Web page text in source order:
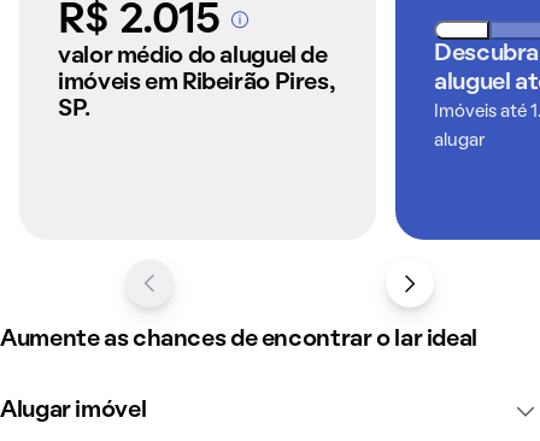
R$ 2.015A partir dos imóveis
anunciados pelo
QuintoAndar
valor médio do aluguel de
imóveis em Ribeirão Pires,
SP.
aluguel
Imóveis até
alugar
Aumente as chances de encontrar o lar ideal
Alugar imóvel